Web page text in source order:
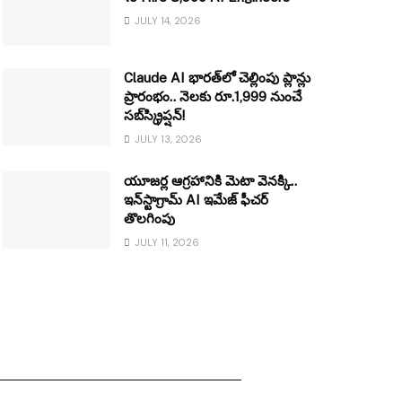
JULY 14, 2026
Claude AI భారత్‌లో చెల్లింపు ప్లాన్లు
ప్రారంభం.. నెలకు రూ.1,999 నుంచే
సబ్‌స్క్రిప్షన్!
JULY 13, 2026
యూజర్ల ఆగ్రహానికి మెటా వెనక్కి..
ఇన్‌స్టాగ్రామ్ AI ఇమేజ్ ఫీచర్
తొలగింపు
JULY 11, 2026